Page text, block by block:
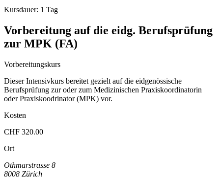
Kursdauer: 1 Tag
Vorbereitung auf die eidg. Berufsprüfung
zur MPK (FA)
Vorbereitungskurs
Dieser Intensivkurs bereitet gezielt auf die eidgenössische
Berufsprüfung zur oder zum Medizinischen Praxiskoordinatorin
oder Praxiskoodrinator (MPK) vor.
Kosten
CHF 320.00
Ort
Othmarstrasse 8
8008 Zürich